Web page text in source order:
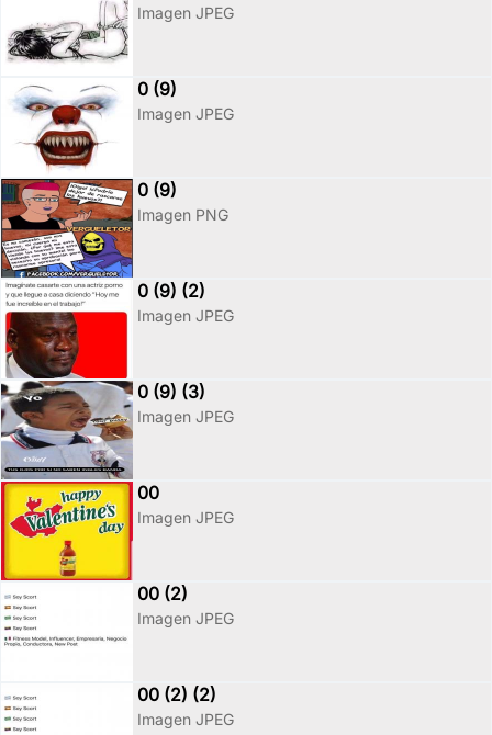
Imagen JPEG
0 (9)
Imagen JPEG
0 (9)
Imagen PNG
0 (9) (2)
Imagen JPEG
0 (9) (3)
Imagen JPEG
00
Imagen JPEG
00 (2)
Imagen JPEG
00 (2) (2)
Imagen JPEG